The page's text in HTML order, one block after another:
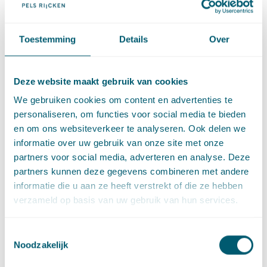
Toestemming Details Over
Deze website maakt gebruik van cookies
We gebruiken cookies om content en advertenties te
personaliseren, om functies voor social media te bieden
en om ons websiteverkeer te analyseren. Ook delen we
informatie over uw gebruik van onze site met onze
partners voor social media, adverteren en analyse. Deze
partners kunnen deze gegevens combineren met andere
informatie die u aan ze heeft verstrekt of die ze hebben
verzameld op basis van uw gebruik van hun services.
Noodzakelijk
gehoor aan geven. Zorg er dus voor dat u een procedure
rekening met de
beleidsregelsvan de Autoriteit
elektronische verwerking van gegevens’ en het
zorgaanbieder moet u nu cliënten informeren over en
toestemming vragen voor hetelektronisch uitwisselenvan
cliëntgegevens, maar bijvoorbeeld ook:
een functionaris gegevensbescherming benoemen;
beleid en verantwoordelijkheden vastleggen ten aanzien
van elektronische uitwisselingssystemen;
ervoor zorgdragen dat de gebruikte systemen,
verbindingen en loggings van cliëntgegevens voldoen
NEN 7510 tot en met NEN 7513 zijn in overleg met de
zorgpartijen in de praktijk tot stand gekomen. Zij kunnen